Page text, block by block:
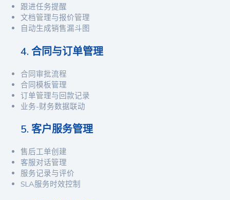
跟进任务提醒
文档管理与报价管理
自动生成销售漏斗图
4. 合同与订单管理
合同审批流程
合同模板管理
订单管理与回款记录
业务-财务数据联动
5. 客户服务管理
售后工单创建
客服对话管理
服务记录与评价
SLA服务时效控制